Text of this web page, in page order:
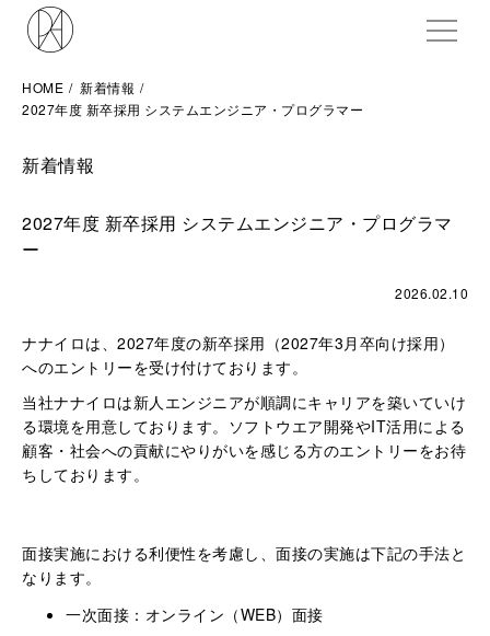
HOME
新着情報
2027年度 新卒採用 システムエンジニア・プログラマー
新着情報
2027年度 新卒採用 システムエンジニア・プログラマ
ー
2026.02.10
ナナイロは、2027年度の新卒採用（2027年3月卒向け採用）
へのエントリーを受け付けております。
当社ナナイロは新人エンジニアが順調にキャリアを築いていけ
る環境を用意しております。ソフトウエア開発やIT活用による
顧客・社会への貢献にやりがいを感じる方のエントリーをお待
ちしております。
面接実施における利便性を考慮し、面接の実施は下記の手法と
なります。
一次面接：オンライン（WEB）面接